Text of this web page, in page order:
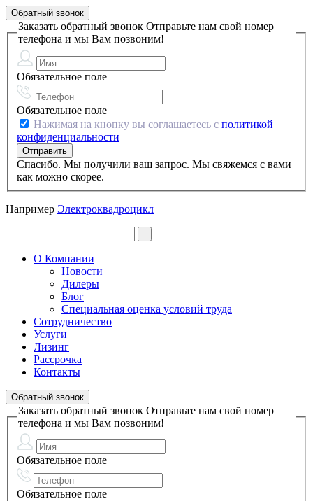
Обратный звонок
Заказать обратный звонок Отправьте нам свой номер
телефона и мы Вам позвоним!
Обязательное поле
Обязательное поле
Нажимая на кнопку вы соглашаетесь с политикой
конфиденциальности
Спасибо. Мы получили ваш запрос. Мы свяжемся с вами
как можно скорее.
Например Электроквадроцикл
О Компании
Новости
Дилеры
Блог
Специальная оценка условий труда
Сотрудничество
Услуги
Лизинг
Рассрочка
Контакты
Обратный звонок
Заказать обратный звонок Отправьте нам свой номер
телефона и мы Вам позвоним!
Обязательное поле
Обязательное поле